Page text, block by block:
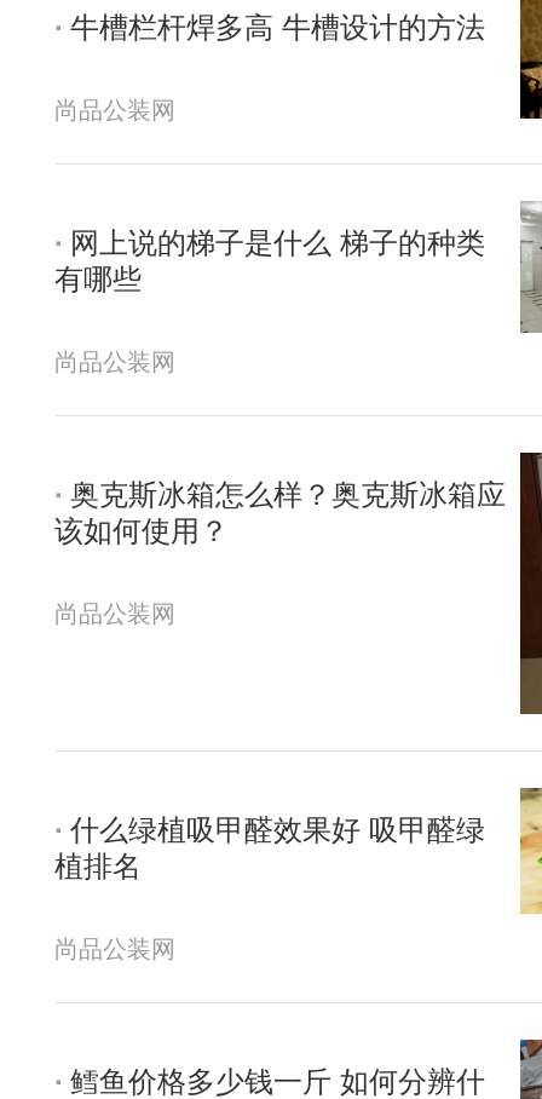
牛槽栏杆焊多高 牛槽设计的方法
尚品公装网
网上说的梯子是什么 梯子的种类
有哪些
尚品公装网
奥克斯冰箱怎么样？奥克斯冰箱应
该如何使用？
尚品公装网
什么绿植吸甲醛效果好 吸甲醛绿
植排名
尚品公装网
鳕鱼价格多少钱一斤 如何分辨什